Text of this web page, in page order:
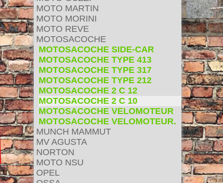
MOTO MARTIN
MOTO MORINI
MOTO REVE
MOTOSACOCHE
MOTOSACOCHE SIDE-CAR
MOTOSACOCHE TYPE 413
MOTOSACOCHE TYPE 317
MOTOSACOCHE TYPE 212
MOTOSACOCHE 2 C 12
MOTOSACOCHE 2 C 10
MOTOSACOCHE VELOMOTEUR
MOTOSACOCHE VELOMOTEUR.
MUNCH MAMMUT
MV AGUSTA
NORTON
MOTO NSU
OPEL